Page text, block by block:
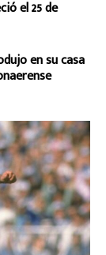
el 25 de
en su casa